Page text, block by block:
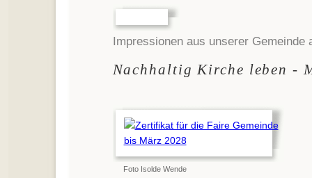
Impressionen aus unserer Gemeinde
Nachhaltig Kirche leben -
Foto Isolde Wende